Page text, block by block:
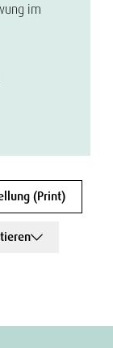
im
(Print)